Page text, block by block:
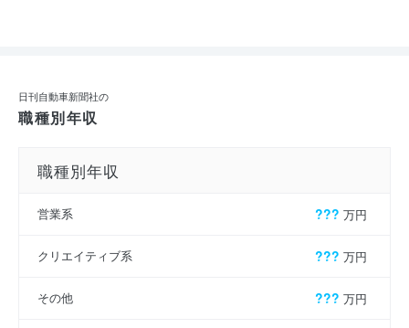
日刊自動車新聞社の
職種別年収
職種別年収
営業系 ??? 万円
クリエイティブ系 ??? 万円
その他 ??? 万円